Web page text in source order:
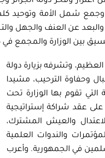
شمل الأمة وتوحيد
عن العنف والجهل
بين الوزارة والمجمع
وتشرفه بزيارة دولة
وحفاوة الترحيب، مشيدا
التي تقوم بها الوزارة تحت
على عقد شراكة إستراتيجية
والعيش المشترك،
والندوات العلمية
في الجمهورية. وأعرب